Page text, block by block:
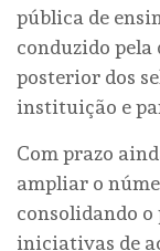
pública de
conduzido pela
posterior dos
instituição e
Com prazo
ampliar o
consolidando
iniciativas de